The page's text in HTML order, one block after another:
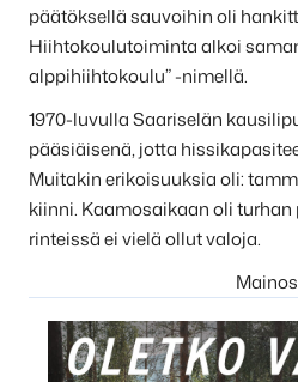
päätöksellä sauvoihin oli
Hiihtokoulutoiminta alkoi
alppihiihtokoulu” -nimellä.
1970-luvulla Saariselän
pääsiäisenä, jotta
Muitakin erikoisuuksia oli:
kiinni. Kaamosaikaan oli turhan
rinteissä ei vielä ollut valoja.